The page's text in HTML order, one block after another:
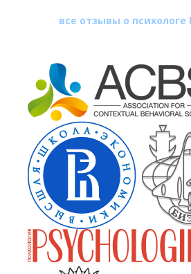
все отзывы о